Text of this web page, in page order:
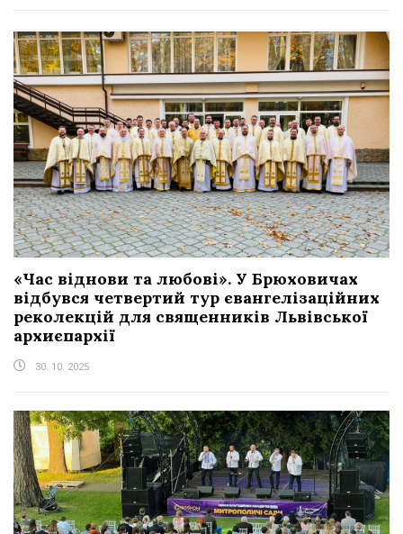
«Час віднови та любові». У Брюховичах
відбувся четвертий тур євангелізаційних
реколекцій для священників Львівської
архиєпархії
30. 10. 2025